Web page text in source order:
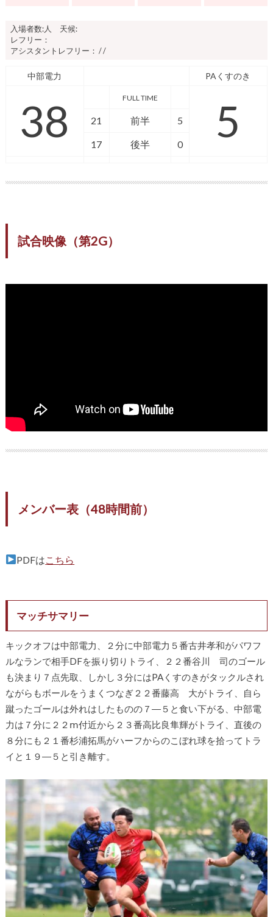
入場者数:人 天候:
レフリー：
アシスタントレフリー： / /
中部電力 PAくすのき
38 FULL TIME 5
21 前半 5
17 後半 0
試合映像（第2G）
メンバー表（48時間前）
PDFはこちら
マッチサマリー
キックオフは中部電力、２分に中部電力５番古井孝和がパワフ
ルなランで相手DFを振り切りトライ、２２番谷川 司のゴール
も決まり７点先取、しかし３分にはPAくすのきがタックルされ
ながらもボールをうまくつなぎ２２番藤高 大がトライ、自ら
蹴ったゴールは外れはしたものの７―５と食い下がる、中部電
力は７分に２２ⅿ付近から２３番高比良隼輝がトライ、直後の
８分にも２１番杉浦拓馬がハーフからのこぼれ球を拾ってトラ
イと１９―５と引き離す。